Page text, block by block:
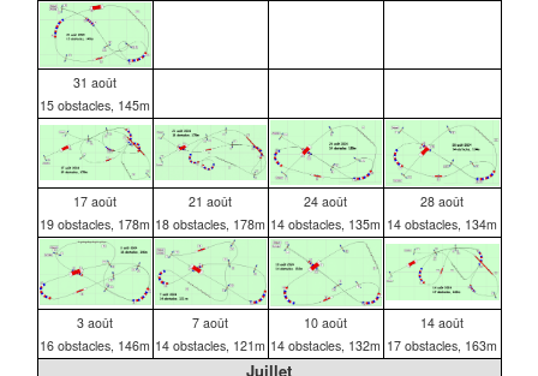
31 août
15 obstacles, 145m
17 août
19 obstacles, 178m
21 août
18 obstacles, 178m
24 août
14 obstacles, 135m
28 août
14 obstacles, 134m
3 août
16 obstacles, 146m
7 août
14 obstacles, 121m
10 août
14 obstacles, 132m
14 août
17 obstacles, 163m
Juillet